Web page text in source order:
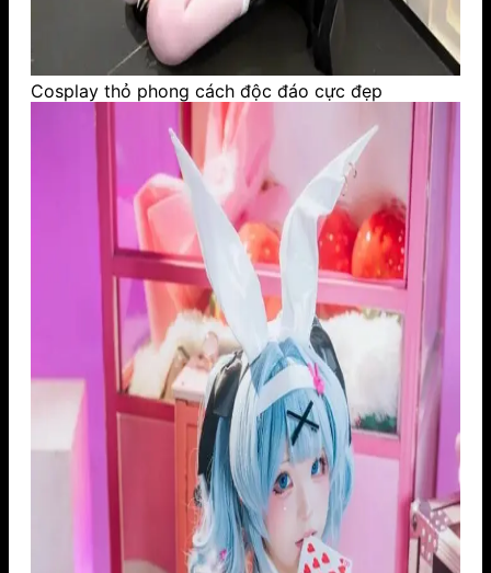
Cosplay thỏ phong cách độc đáo cực đẹp